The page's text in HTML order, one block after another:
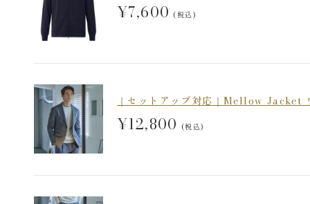
¥7,600 (税込)
｜セットアップ対応｜Mellow Jacket
¥12,800 (税込)